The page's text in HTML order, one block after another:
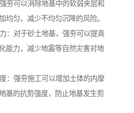
夯可以消除地基中的软弱夹层和
均匀，减少不均匀沉降的风险。
：对于砂土地基，强夯可以提高
能力，减少地震等自然灾害对地
：强夯施工可以增加土体的内摩
基的抗剪强度，防止地基发生剪